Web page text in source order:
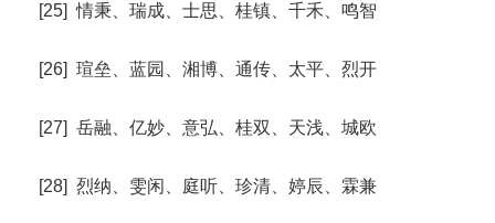
[25] 情秉、瑞成、士思、桂镇、千禾、鸣智
[26] 瑄垒、蓝园、湘博、通传、太平、烈开
[27] 岳融、亿妙、意弘、桂双、天浅、城欧
[28] 烈纳、雯闲、庭听、珍清、婷辰、霖兼